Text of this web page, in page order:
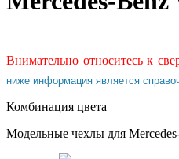
Внимательно относитесь к
ниже информация является
Комбинация цвета
Модельные чехлы для